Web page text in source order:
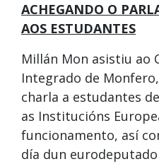
ACHEGANDO O
AOS ESTUDANTES
Millán Mon asistiu ao
Integrado de
charla a estudantes
as Institucións
funcionamento, así
día dun